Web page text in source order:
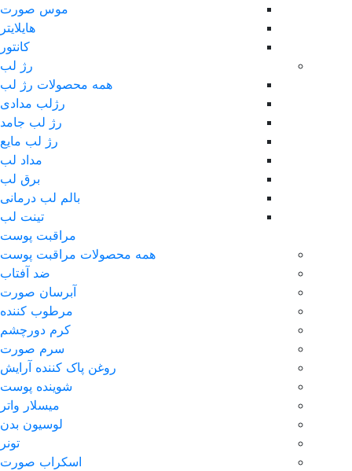
موس صورت
هایلایتر
کانتور
رژ لب
همه محصولات رژ لب
رژلب مدادی
رژ لب جامد
رژ لب مایع
مداد لب
برق لب
بالم لب درمانی
تینت لب
مراقبت پوست
همه محصولات مراقبت پوست
ضد آفتاب
آبرسان صورت
مرطوب کننده
کرم دورچشم
سرم صورت
روغن پاک کننده آرایش
شوینده پوست
میسلار واتر
لوسیون بدن
تونر
اسکراب صورت